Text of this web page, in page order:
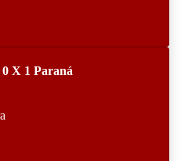
X 1 Paraná